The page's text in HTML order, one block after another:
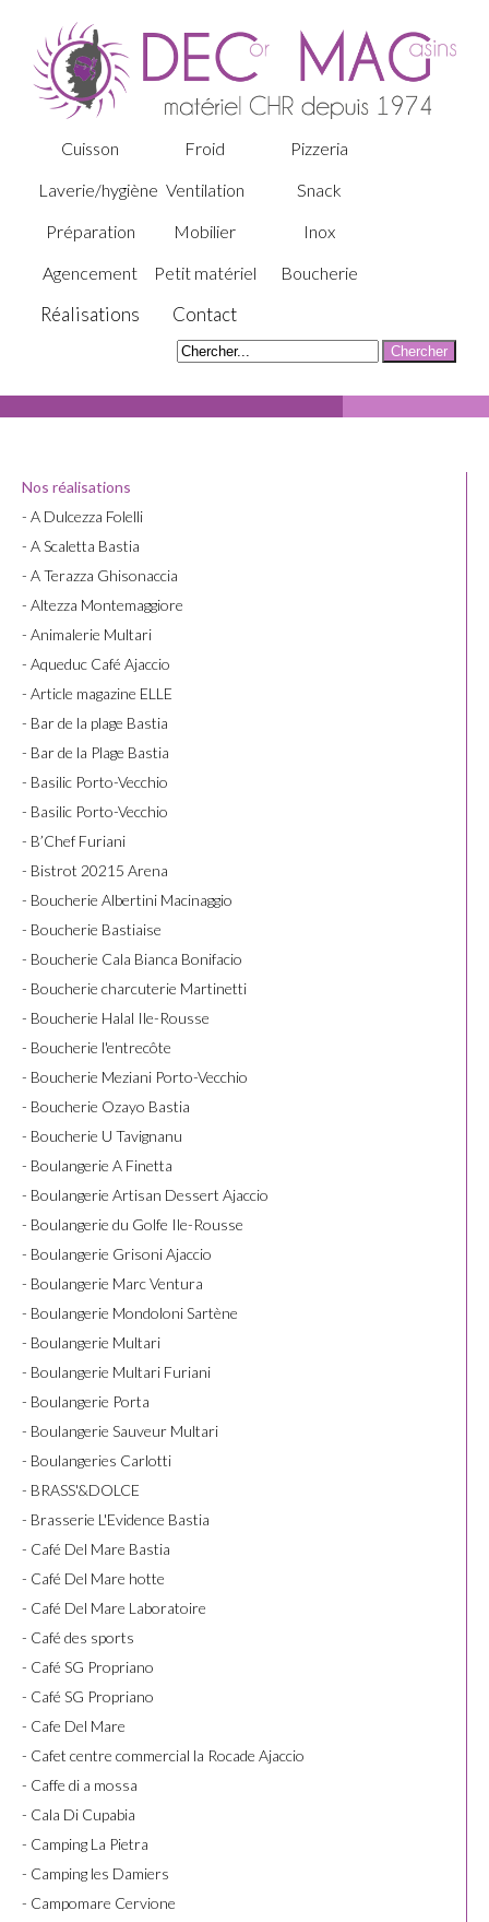
Cuisson Froid
Pizzeria
Laverie/hygiène Ventilation
Snack
Préparation
Mobilier
Inox
Agencement
Petit matériel Boucherie
Réalisations Contact
Nos réalisations
- A Dulcezza Folelli
- A Scaletta Bastia
- A Terazza Ghisonaccia
- Altezza Montemaggiore
- Animalerie Multari
- Aqueduc Café Ajaccio
- Article magazine ELLE
- Bar de la plage Bastia
- Bar de la Plage Bastia
- Basilic Porto-Vecchio
- Basilic Porto-Vecchio
- B’Chef Furiani
- Bistrot 20215 Arena
- Boucherie Albertini Macinaggio
- Boucherie Bastiaise
- Boucherie Cala Bianca Bonifacio
- Boucherie charcuterie Martinetti
- Boucherie Halal Ile-Rousse
- Boucherie l'entrecôte
- Boucherie Meziani Porto-Vecchio
- Boucherie Ozayo Bastia
- Boucherie U Tavignanu
- Boulangerie A Finetta
- Boulangerie Artisan Dessert Ajaccio
- Boulangerie du Golfe Ile-Rousse
- Boulangerie Grisoni Ajaccio
- Boulangerie Marc Ventura
- Boulangerie Mondoloni Sartène
- Boulangerie Multari
- Boulangerie Multari Furiani
- Boulangerie Porta
- Boulangerie Sauveur Multari
- Boulangeries Carlotti
- BRASS'&DOLCE
- Brasserie L'Evidence Bastia
- Café Del Mare Bastia
- Café Del Mare hotte
- Café Del Mare Laboratoire
- Café des sports
- Café SG Propriano
- Café SG Propriano
- Cafe Del Mare
- Cafet centre commercial la Rocade Ajaccio
- Caffe di a mossa
- Cala Di Cupabia
- Camping La Pietra
- Camping les Damiers
- Campomare Cervione